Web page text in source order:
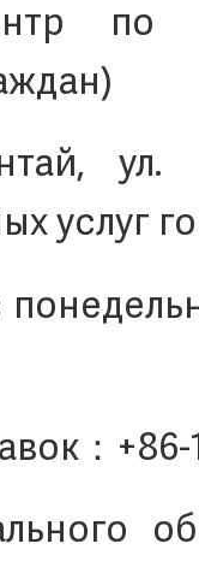
по
ул.
услуг
：+86-